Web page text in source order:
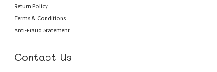
Return Policy
Terms & Conditions
Anti-Fraud Statement
Contact Us